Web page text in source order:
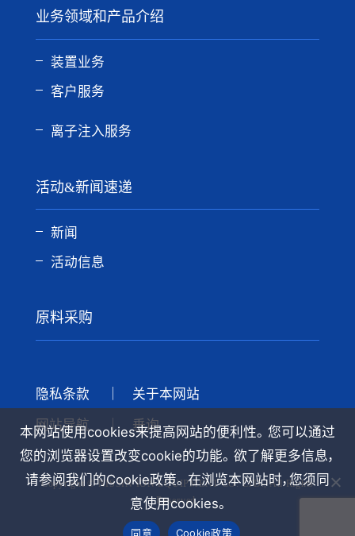
业务领域和产品介绍
装置业务
客户服务
离子注入服务
活动&新闻速递
新闻
活动信息
原料采购
Copyright © NISSIN ION EQUIPMENT CO. LTD., All Rights
Reserved.
隐私条款 关于本网站
网站导航 垂询
本网站使用cookies来提高网站的便利性。 您可以通过
您的浏览器设置改变cookie的功能。 欲了解更多信息，
请参阅我们的Cookie政策。 在浏览本网站时，您须同
意使用cookies。
同意 Cookie政策